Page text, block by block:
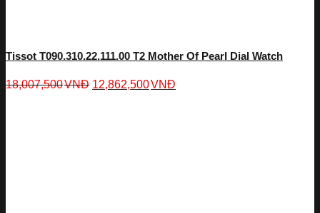
Tissot T090.310.22.111.00 T2 Mother Of Pearl Dial Watch
18,007,500VNĐ 12,862,500VNĐ